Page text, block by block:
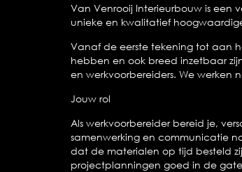
Van Venrooij Interieurbouw is een
unieke en kwalitatief
Vanaf de eerste tekening tot aan
hebben en ook breed inzetbaar
en werkvoorbereiders. We werken
Jouw rol
Als werkvoorbereider bereid je,
samenwerking en communicatie
dat de materialen op tijd besteld
projectplanningen goed in de